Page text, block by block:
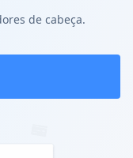
de cabeça.